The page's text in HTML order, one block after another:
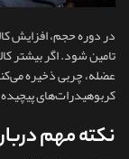
در دوره حجم، افزایش
تامین شود. اگر بیشتر
عضله، چربی ذخیره
کربوهیدرات‌های
نکته مهم